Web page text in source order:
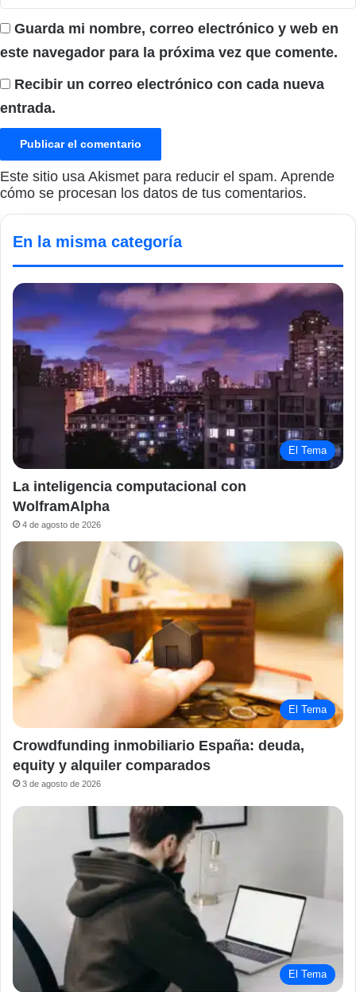
Guarda mi nombre, correo electrónico y web en
este navegador para la próxima vez que comente.
Recibir un correo electrónico con cada nueva
entrada.
Este sitio usa Akismet para reducir el spam. Aprende
cómo se procesan los datos de tus comentarios.
En la misma categoría
El Tema
La inteligencia computacional con
WolframAlpha
4 de agosto de 2026
El Tema
Crowdfunding inmobiliario España: deuda,
equity y alquiler comparados
3 de agosto de 2026
El Tema